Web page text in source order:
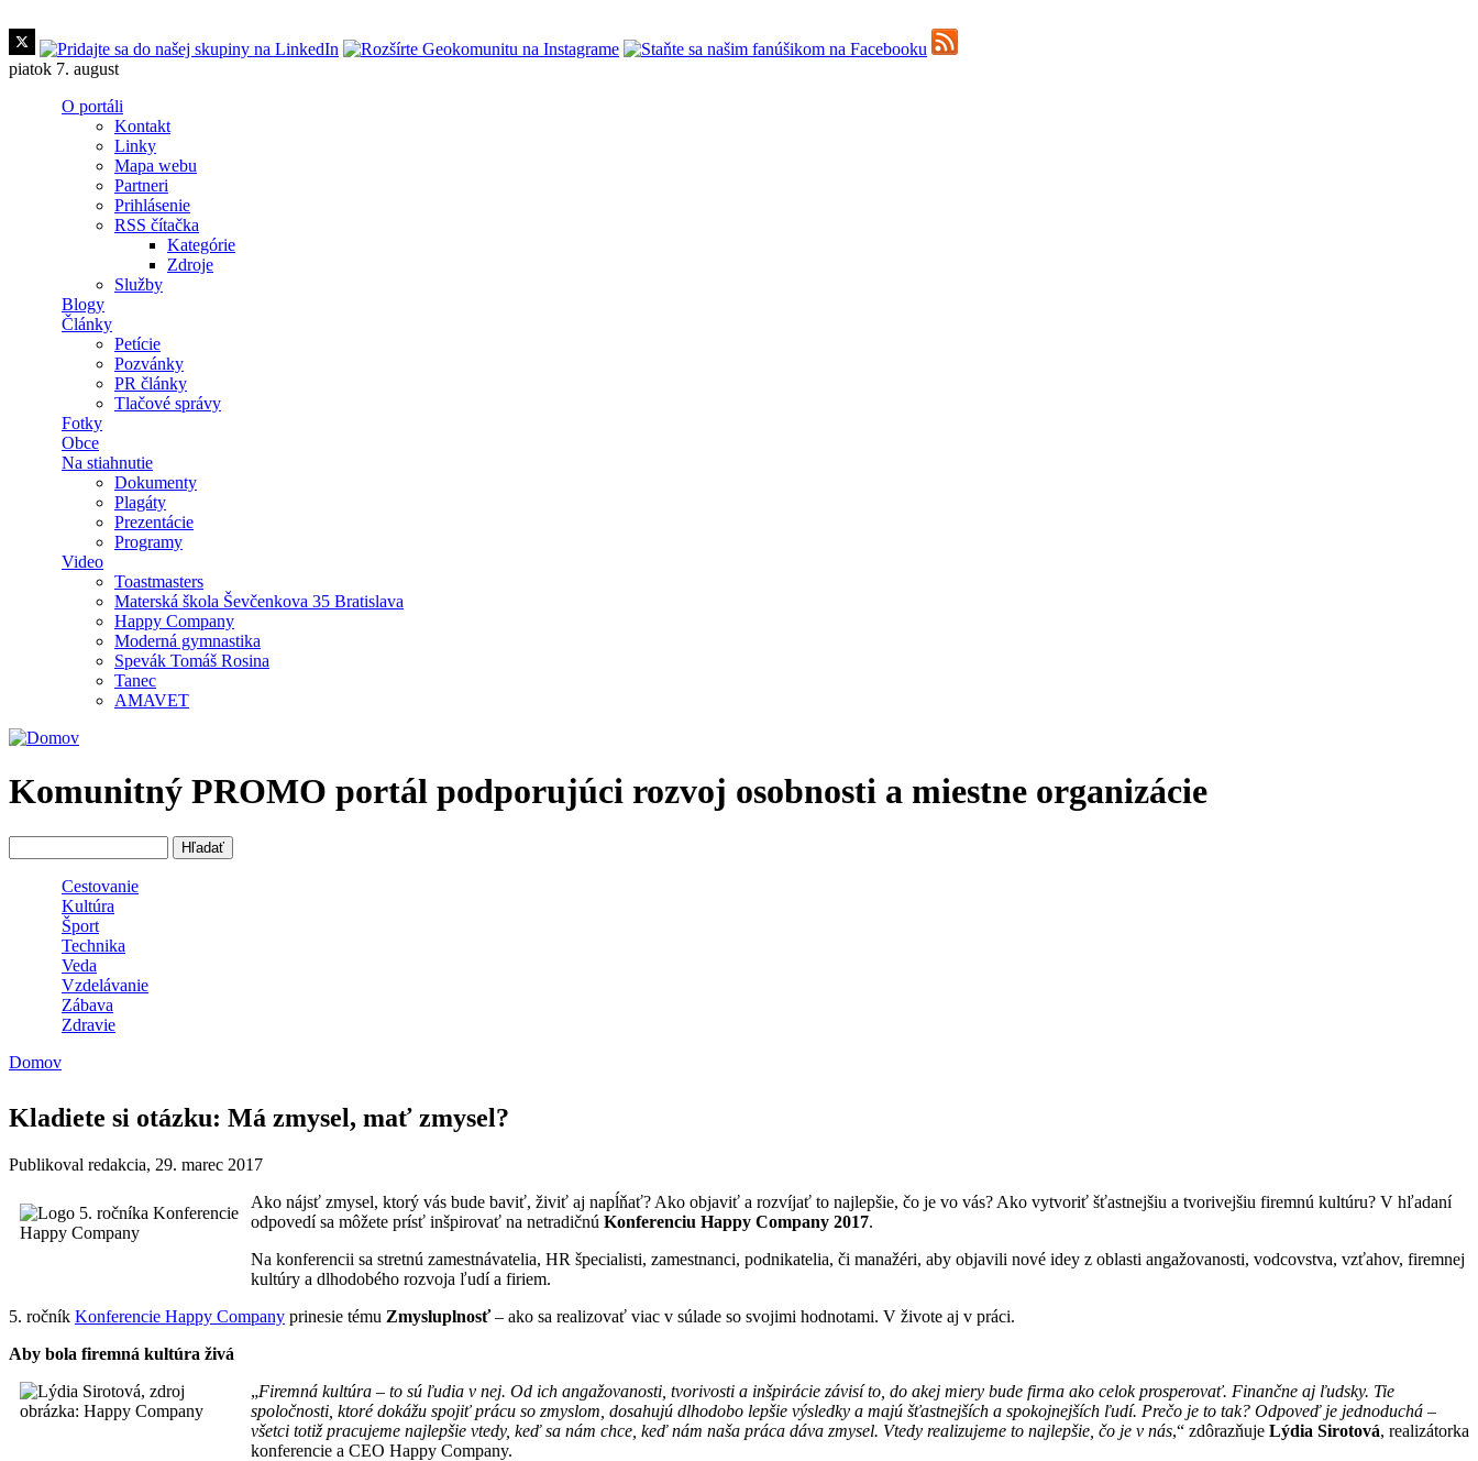
Skočiť na hlavný obsah
piatok 7. august
O portáli
Kontakt
Linky
Mapa webu
Partneri
Prihlásenie
RSS čítačka
Kategórie
Zdroje
Služby
Blogy
Články
Petície
Pozvánky
PR články
Tlačové správy
Fotky
Obce
Na stiahnutie
Dokumenty
Plagáty
Prezentácie
Programy
Video
Toastmasters
Materská škola Ševčenkova 35 Bratislava
Happy Company
Moderná gymnastika
Spevák Tomáš Rosina
Tanec
AMAVET
Komunitný PROMO portál podporujúci rozvoj osobnosti a miestne organizácie
Cestovanie
Kultúra
Šport
Technika
Veda
Vzdelávanie
Zábava
Zdravie
Domov
Kladiete si otázku: Má zmysel, mať zmysel?
Publikoval redakcia, 29. marec 2017
Ako nájsť zmysel, ktorý vás bude baviť, živiť aj napĺňať? Ako objaviť a rozvíjať to najlepšie, čo je vo vás? Ako vytvoriť šťastnejšiu a tvorivejšiu firemnú kultúru? V hľadaní
odpovedí sa môžete prísť inšpirovať na netradičnú Konferenciu Happy Company 2017.
Na konferencii sa stretnú zamestnávatelia, HR špecialisti, zamestnanci, podnikatelia, či manažéri, aby objavili nové idey z oblasti angažovanosti, vodcovstva, vzťahov, firemnej
kultúry a dlhodobého rozvoja ľudí a firiem.
5. ročník Konferencie Happy Company prinesie tému Zmysluplnosť– ako sa realizovať viac v súlade so svojimi hodnotami. V živote aj v práci.
Aby bola firemná kultúra živá
„Firemná kultúra – to sú ľudia v nej. Od ich angažovanosti, tvorivosti a inšpirácie závisí to, do akej miery bude firma ako celok prosperovať. Finančne aj ľudsky. Tie
spoločnosti, ktoré dokážu spojiť prácu so zmyslom, dosahujú dlhodobo lepšie výsledky a majú šťastnejších a spokojnejších ľudí. Prečo je to tak? Odpoveď je jednoduchá –
všetci totiž pracujeme najlepšie vtedy, keď sa nám chce, keď nám naša práca dáva zmysel. Vtedy realizujeme to najlepšie, čo je v nás,“ zdôrazňuje Lýdia Sirotová, realizátorka
konferencie a CEO Happy Company.